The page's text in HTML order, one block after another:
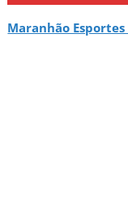
Maranhão Esportes